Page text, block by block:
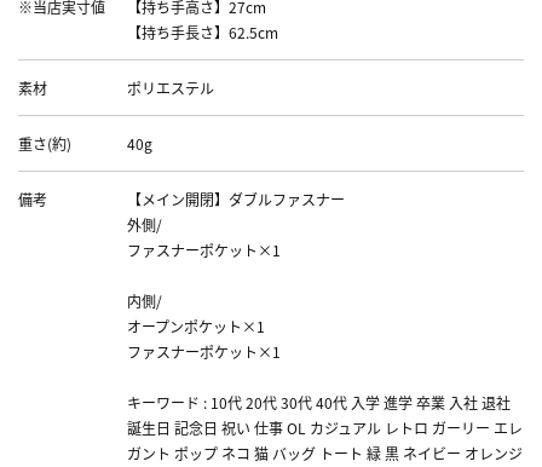
※当店実寸値
【持ち手高さ】27cm
【持ち手長さ】62.5cm
素材 ポリエステル
重さ(約) 40g
備考
【メイン開閉】ダブルファスナー
外側/
ファスナーポケット×1
内側/
オープンポケット×1
ファスナーポケット×1
キーワード : 10代 20代 30代 40代 入学 進学 卒業 入社 退社
誕生日 記念日 祝い 仕事 OL カジュアル レトロ ガーリー エレ
ガント ポップ ネコ 猫 バッグ トート 緑 黒 ネイビー オレンジ